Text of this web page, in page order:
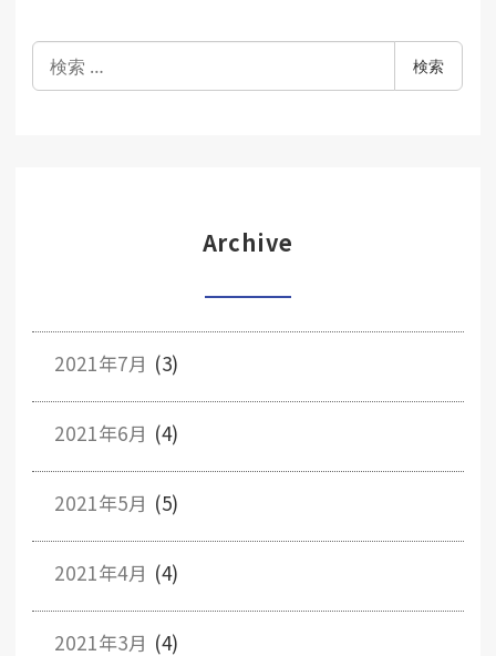
索
検索
Archive
2021年7月 (3)
2021年6月 (4)
2021年5月 (5)
2021年4月 (4)
2021年3月 (4)